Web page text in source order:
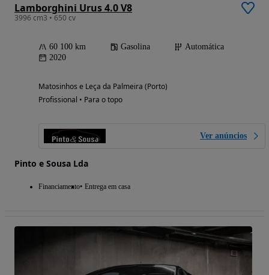
Lamborghini Urus 4.0 V8
3996 cm3 • 650 cv
60 100 km Gasolina
Automática
2020
Matosinhos e Leça da Palmeira (Porto)
Profissional • Para o topo
Ver anúncios
Pinto e Sousa Lda
Financiamento Entrega em casa